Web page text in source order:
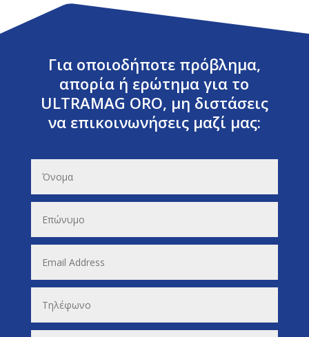
Για οποιοδήποτε πρόβλημα,
απορία ή ερώτημα για το
ULTRAMAG ORO, μη διστάσεις
να επικοινωνήσεις μαζί μας: